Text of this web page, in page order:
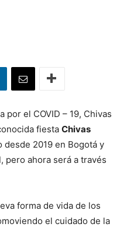
por el COVID – 19, Chivas
fiesta Chivas
2019 en Bogotá y
pero ahora será a través
forma de vida de los
el cuidado de la